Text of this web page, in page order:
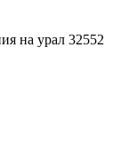
на урал 32552